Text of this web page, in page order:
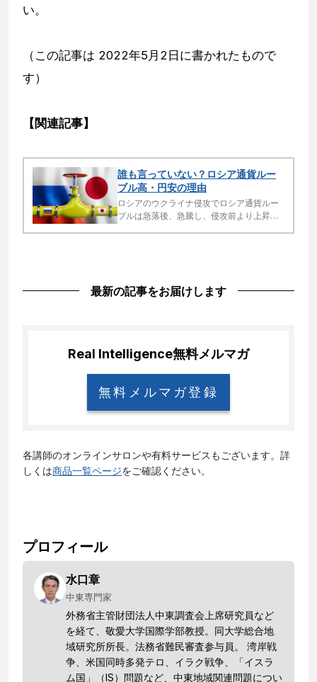
い。
（この記事は 2022年5月2日に書かれたもので
す）
【関連記事】
誰も言っていない？ロシア通貨ルー
ブル高・円安の理由
ロシアのウクライナ侵攻でロシア通貨ルー
ブルは急落後、急騰し、侵攻前より上昇。
最新の記事をお届けします
Real Intelligence無料メルマガ
無料メルマガ登録
各講師のオンラインサロンや有料サービスもございます。詳
しくは商品一覧ページをご確認ください。
プロフィール
水口章
中東専門家
外務省主管財団法人中東調査会上席研究員など
を経て、敬愛大学国際学部教授。同大学総合地
域研究所所長。法務省難民審査参与員。 湾岸戦
争、米国同時多発テロ、イラク戦争、「イスラ
ム国」（IS）問題など、中東地域関連問題につい